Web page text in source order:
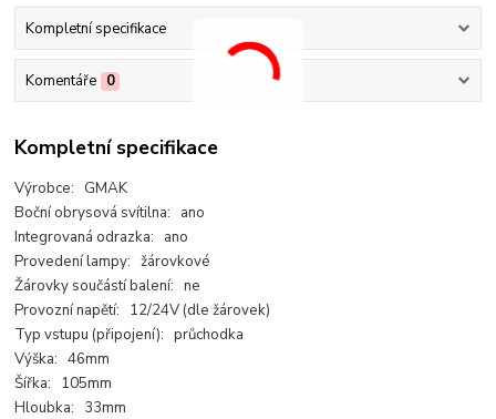
Kompletní specifikace
Komentáře 0
Kompletní specifikace
Výrobce: GMAK
Boční obrysová svítilna: ano
Integrovaná odrazka: ano
Provedení lampy: žárovkové
Žárovky součástí balení: ne
Provozní napětí: 12/24V (dle žárovek)
Typ vstupu (připojení): průchodka
Výška: 46mm
Šířka: 105mm
Hloubka: 33mm